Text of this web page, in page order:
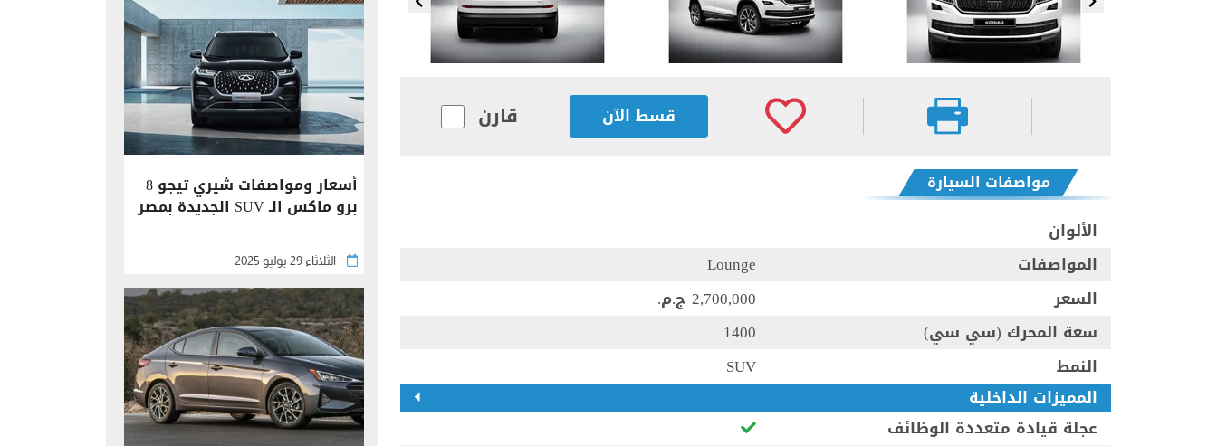
قسط الآن قارن
مواصفات السيارة
الألوان
المواصفات
Lounge
السعر
2,700,000 ج.م.‏
سعة المحرك (سي سي)
1400
النمط
SUV
المميزات الداخلية
عجلة قيادة متعددة الوظائف
أسعار ومواصفات شيري تيجو 8
برو ماكس الـ SUV الجديدة بمصر
الثلاثاء 29 يوليو 2025